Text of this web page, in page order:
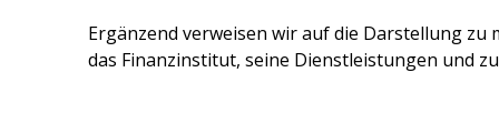
Ergänzend verweisen wir auf die Darstellung
das Finanzinstitut, seine Dienstleistungen und